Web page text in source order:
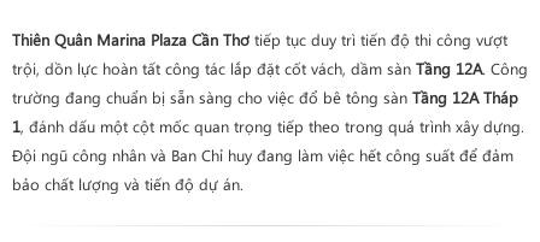
Thiên Quân Marina Plaza Cần Thơ tiếp tục duy trì tiến độ thi công vượt
trội, dồn lực hoàn tất công tác lắp đặt cốt vách, dầm sàn Tầng 12A. Công
trường đang chuẩn bị sẵn sàng cho việc đổ bê tông sàn Tầng 12A Tháp
1, đánh dấu một cột mốc quan trọng tiếp theo trong quá trình xây dựng.
Đội ngũ công nhân và Ban Chỉ huy đang làm việc hết công suất để đảm
bảo chất lượng và tiến độ dự án.